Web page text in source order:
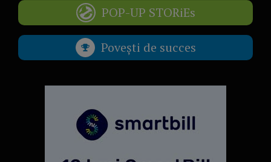
POP-UP STORiEs
Povești de succes